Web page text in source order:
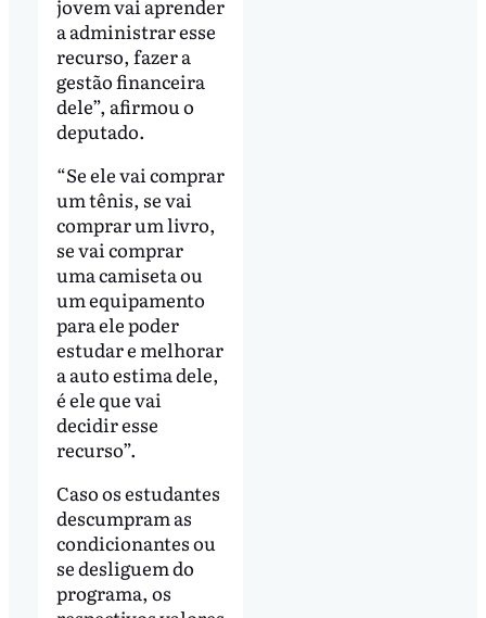
jovem vai aprender
a administrar esse
recurso, fazer a
gestão financeira
dele”, afirmou o
deputado.
“Se ele vai comprar
um tênis, se vai
comprar um livro,
se vai comprar
uma camiseta ou
um equipamento
para ele poder
estudar e melhorar
a auto estima dele,
é ele que vai
decidir esse
recurso”.
Caso os estudantes
descumpram as
condicionantes ou
se desliguem do
programa, os